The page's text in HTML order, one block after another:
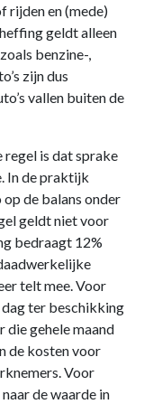
rijden en (mede)
geldt alleen
benzine-,
zijn dus
vallen buiten de
regel is dat sprake
In de praktijk
de balans onder
geldt niet voor
bedraagt 12%
telt mee. Voor
dag ter beschikking
die gehele maand
de kosten voor
Voor
de waarde in